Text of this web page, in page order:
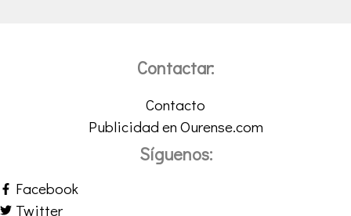
Contactar:
Contacto
Publicidad en Ourense.com
Síguenos:
Facebook
Twitter